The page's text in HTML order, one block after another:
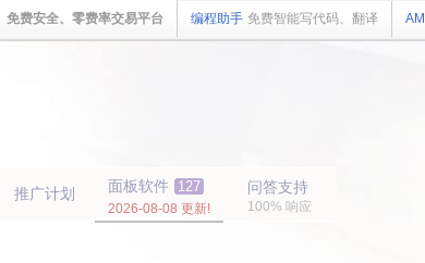
免费安全、零费率交易平台 编程助手 免费智能写代码、翻译
推广计划 面板软件 127
2026-08-08 更新!
问答支持
100% 响应